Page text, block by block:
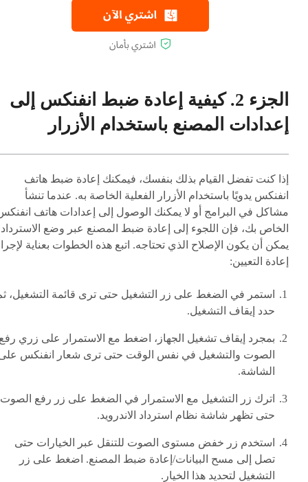
الجزء 2. كيفية إعادة ضبط انفنكس إلى
إعدادات المصنع باستخدام الأزرار
إذا كنت تفضل القيام بذلك بنفسك، فيمكنك إعادة ضبط هاتف
انفنكس يدويًا باستخدام الأزرار الفعلية الخاصة به. عندما تنشأ
مشاكل في البرامج أو لا يمكنك الوصول إلى إعدادات هاتف
الخاص بك، فإن اللجوء إلى إعادة ضبط المصنع عبر وضع الاسترداد
يمكن أن يكون الإصلاح الذي تحتاجه. اتبع هذه الخطوات بعناية
إعادة التعيين:
استمر في الضغط على زر التشغيل حتى ترى قائمة التشغيل،
حدد إيقاف التشغيل.
بمجرد إيقاف تشغيل الجهاز، اضغط مع الاستمرار على زري
الصوت والتشغيل في نفس الوقت حتى ترى شعار انفنكس
الشاشة.
اترك زر التشغيل مع الاستمرار في الضغط على زر رفع الصوت
حتى تظهر شاشة نظام استرداد الاندرويد.
استخدم زر خفض مستوى الصوت للتنقل عبر الخيارات حتى
تصل إلى مسح البيانات/إعادة ضبط المصنع. اضغط على زر
التشغيل لتحديد هذا الخيار.